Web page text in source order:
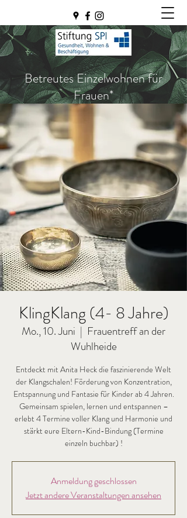
Betreutes Einzelwohnen für
Frauen*
KlingKlang (4- 8 Jahre)
Mo., 10. Juni
  |
Frauentreff an der
Wuhlheide
Entdeckt mit Anita Heck die faszinierende Welt
der Klangschalen! Förderung von Konzentration,
Entspannung und Fantasie für Kinder ab 4 Jahren.
Gemeinsam spielen, lernen und entspannen –
erlebt 4 Termine voller Klang und Harmonie und
stärkt eure Eltern-Kind-Bindung (Termine
einzeln buchbar) !
Anmeldung geschlossen
Jetzt andere Veranstaltungen ansehen